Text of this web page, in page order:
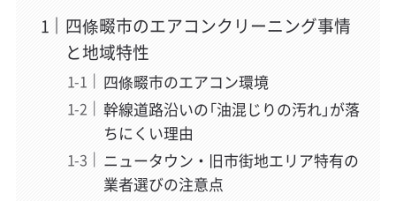
四條畷市のエアコンクリーニング事情
と地域特性
四條畷市のエアコン環境
幹線道路沿いの「油混じりの汚れ」が落
ちにくい理由
ニュータウン・旧市街地エリア特有の
業者選びの注意点